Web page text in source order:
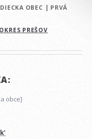
OBEC | PRVÁ
OKRES PREŠOV
obce]